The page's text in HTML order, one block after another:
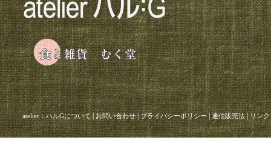
atelier：ハルGについて|お問い合わせ|プライバシーポリシー|通信販売法|リンク